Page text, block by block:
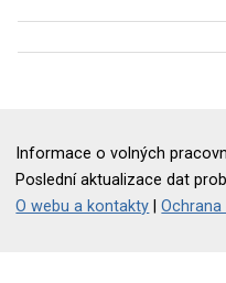
Informace o volných
Poslední aktualizace dat
O webu a kontakty |